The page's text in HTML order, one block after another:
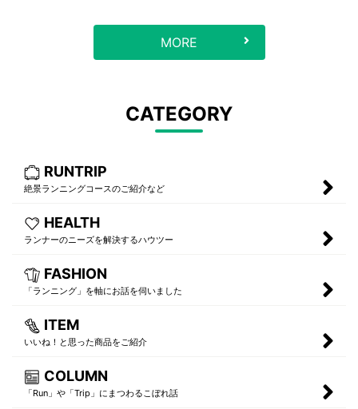
MORE
CATEGORY
RUNTRIP
絶景ランニングコースのご紹介など
HEALTH
ランナーのニーズを解決するハウツー
FASHION
「ランニング」を軸にお話を伺いました
ITEM
いいね！と思った商品をご紹介
COLUMN
「Run」や「Trip」にまつわるこぼれ話